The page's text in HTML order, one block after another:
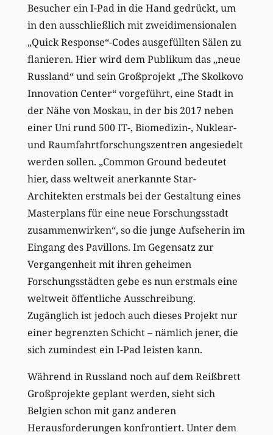
Besucher ein I-Pad in die Hand gedrückt, um
in den ausschließlich mit zweidimensionalen
„Quick Response“-Codes ausgefüllten Sälen zu
flanieren. Hier wird dem Publikum das „neue
Russland“ und sein Großprojekt „The Skolkovo
Innovation Center“ vorgeführt, eine Stadt in
der Nähe von Moskau, in der bis 2017 neben
einer Uni rund 500 IT-, Biomedizin-, Nuklear-
und Raumfahrtforschungszentren angesiedelt
werden sollen. „Common Ground bedeutet
hier, dass weltweit anerkannte Star-
Architekten erstmals bei der Gestaltung eines
Masterplans für eine neue Forschungsstadt
zusammenwirken“, so die junge Aufseherin im
Eingang des Pavillons. Im Gegensatz zur
Vergangenheit mit ihren geheimen
Forschungsstädten gebe es nun erstmals eine
weltweit öffentliche Ausschreibung.
Zugänglich ist jedoch auch dieses Projekt nur
einer begrenzten Schicht – nämlich jener, die
sich zumindest ein I-Pad leisten kann.
Während in Russland noch auf dem Reißbrett
Großprojekte geplant werden, sieht sich
Belgien schon mit ganz anderen
Herausforderungen konfrontiert. Unter dem